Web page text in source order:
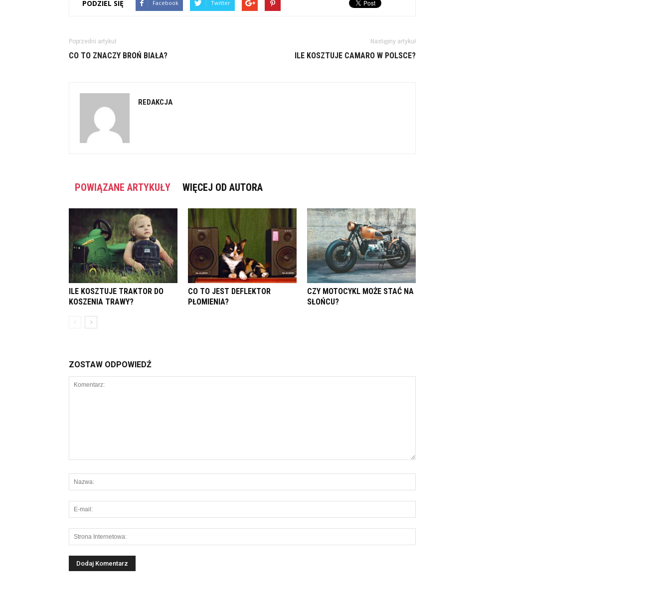
PODZIEL SIĘ Facebook Twitter
Poprzedni artykuł
CO TO ZNACZY BROŃ BIAŁA?
Następny artykuł
ILE KOSZTUJE CAMARO W POLSCE?
REDAKCJA
POWIĄZANE ARTYKUŁY WIĘCEJ OD AUTORA
ILE KOSZTUJE TRAKTOR DO
KOSZENIA TRAWY?
CO TO JEST DEFLEKTOR
PŁOMIENIA?
CZY MOTOCYKL MOŻE STAĆ NA
SŁOŃCU?
ZOSTAW ODPOWIEDŹ